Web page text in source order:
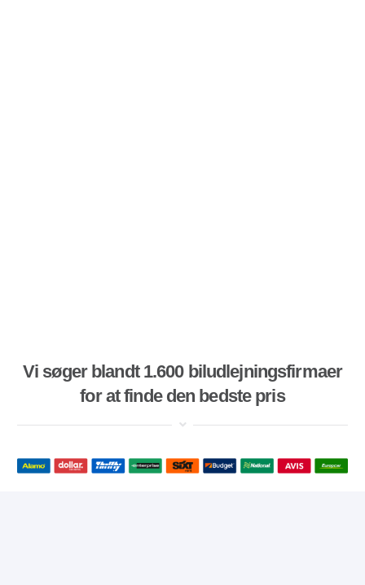
Vi søger blandt 1.600 biludlejningsfirmaer
for at finde den bedste pris